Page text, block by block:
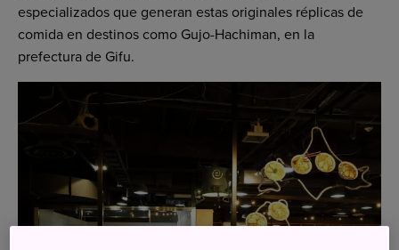
especializados que generan estas originales réplicas de
comida en destinos como Gujo-Hachiman, en la
prefectura de Gifu.